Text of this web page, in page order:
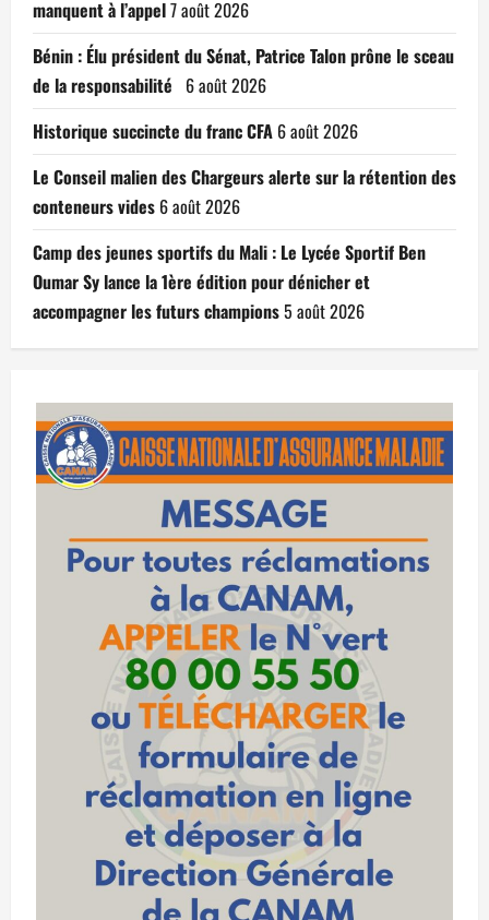
manquent à l’appel7 août 2026
Bénin : Élu président du Sénat, Patrice Talon prône le sceau
de la responsabilité 6 août 2026
Historique succincte du franc CFA 6 août 2026
Le Conseil malien des Chargeurs alerte sur la rétention des
conteneurs vides 6 août 2026
Camp des jeunes sportifs du Mali : Le Lycée Sportif Ben
Oumar Sy lance la 1ère édition pour dénicher et
accompagner les futurs champions5 août 2026